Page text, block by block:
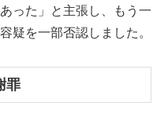
った」と主張し、もう一
疑を一部否認しました。
罪